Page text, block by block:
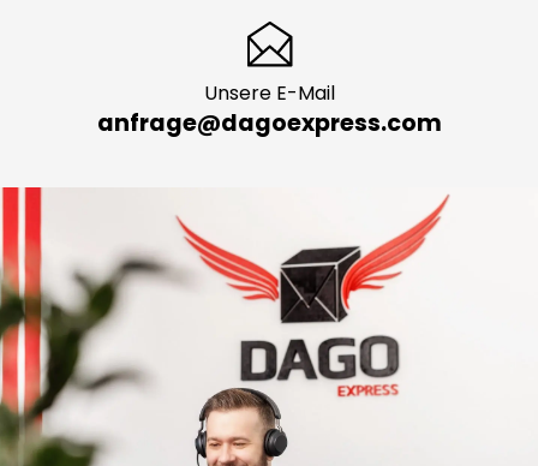
Unsere E-Mail
anfrage@dagoexpress.com